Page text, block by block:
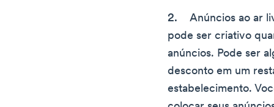
Anúncios ao ar
pode ser criativo
anúncios. Pode ser
desconto em um
estabelecimento.